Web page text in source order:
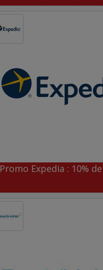
Promo Expedia : 10%